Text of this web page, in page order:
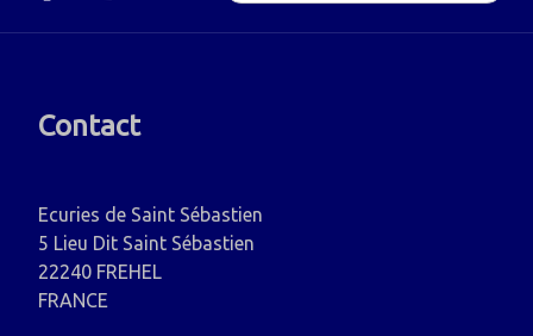
Contact
Ecuries de Saint Sébastien
5 Lieu Dit Saint Sébastien
22240 FREHEL
FRANCE